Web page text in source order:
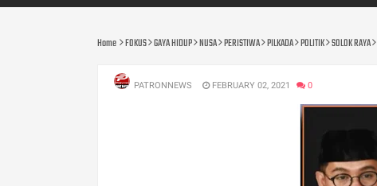
Home FOKUS GAYA HIDUP NUSA PERISTIWA PILKADA POLITIK SOLOK RAYA
PATRONNEWS FEBRUARY 02, 2021 0